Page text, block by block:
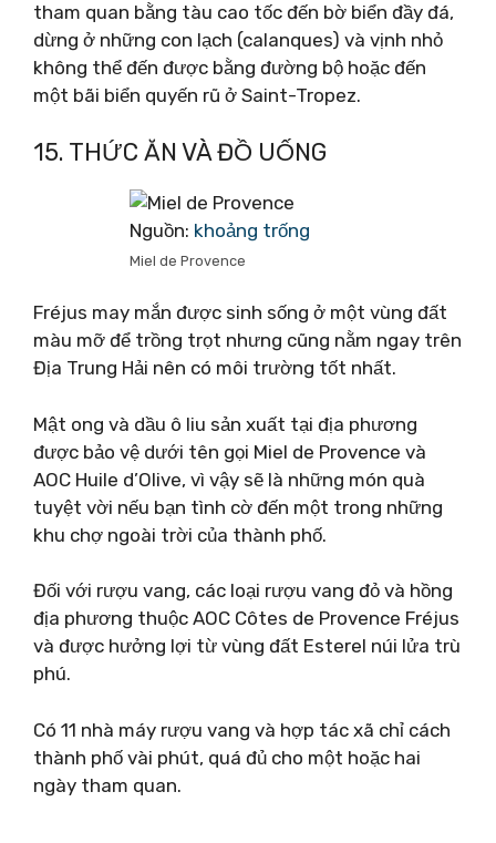
tham quan bằng tàu cao tốc đến bờ biển đầy đá,
dừng ở những con lạch (calanques) và vịnh nhỏ
không thể đến được bằng đường bộ hoặc đến
một bãi biển quyến rũ ở Saint-Tropez.
15. THỨC ĂN VÀ ĐỒ UỐNG
Nguồn: khoảng trống
Miel de Provence
Fréjus may mắn được sinh sống ở một vùng đất
màu mỡ để trồng trọt nhưng cũng nằm ngay trên
Địa Trung Hải nên có môi trường tốt nhất.
Mật ong và dầu ô liu sản xuất tại địa phương
được bảo vệ dưới tên gọi Miel de Provence và
AOC Huile d’Olive, vì vậy sẽ là những món quà
tuyệt vời nếu bạn tình cờ đến một trong những
khu chợ ngoài trời của thành phố.
Đối với rượu vang, các loại rượu vang đỏ và hồng
địa phương thuộc AOC Côtes de Provence Fréjus
và được hưởng lợi từ vùng đất Esterel núi lửa trù
phú.
Có 11 nhà máy rượu vang và hợp tác xã chỉ cách
thành phố vài phút, quá đủ cho một hoặc hai
ngày tham quan.